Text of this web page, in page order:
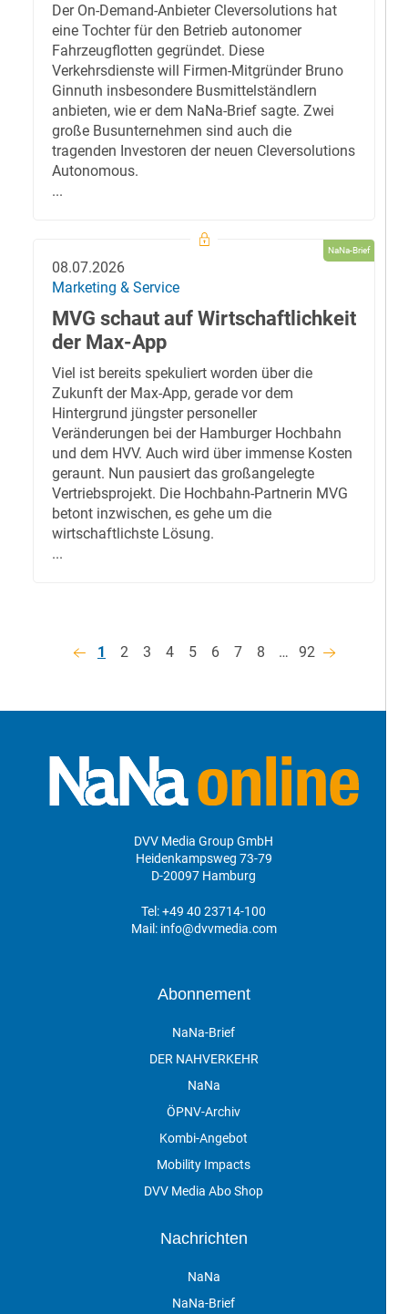
Der On-Demand-Anbieter Cleversolutions hat
eine Tochter für den Betrieb autonomer
Fahrzeugflotten gegründet. Diese
Verkehrsdienste will Firmen-Mitgründer Bruno
Ginnuth insbesondere Busmittelständlern
anbieten, wie er dem NaNa-Brief sagte. Zwei
große Busunternehmen sind auch die
tragenden Investoren der neuen Cleversolutions
Autonomous.
...
NaNa-Brief
08.07.2026
Marketing & Service
MVG schaut auf Wirtschaftlichkeit
der Max-App
Viel ist bereits spekuliert worden über die
Zukunft der Max-App, gerade vor dem
Hintergrund jüngster personeller
Veränderungen bei der Hamburger Hochbahn
und dem HVV. Auch wird über immense Kosten
geraunt. Nun pausiert das großangelegte
Vertriebsprojekt. Die Hochbahn-Partnerin MVG
betont inzwischen, es gehe um die
wirtschaftlichste Lösung.
...
1 2 3 4 5 6 7 8 … 92
DVV Media Group GmbH
Heidenkampsweg 73-79
D-20097 Hamburg
Tel:+49 40 23714-100
Mail: info@dvvmedia.com
Abonnement
NaNa-Brief
DER NAHVERKEHR
NaNa
ÖPNV-Archiv
Kombi-Angebot
Mobility Impacts
DVV Media Abo Shop
Nachrichten
NaNa
NaNa-Brief